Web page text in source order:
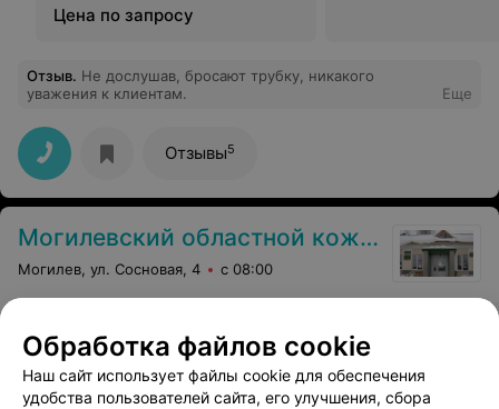
Цена по запросу
Отзыв. Не дослушав, бросают трубку, никакого
уважения к клиентам.
Еще
Отзывы5
Могилевский областной кожно-венерологический диспансер
Могилев, ул. Сосновая, 4 с 08:00
Анализ крови на сахар
(глюкозу)
Цена по запросу
Обработка файлов cookie
Наш сайт использует файлы cookie для обеспечения
удобства пользователей сайта, его улучшения, сбора